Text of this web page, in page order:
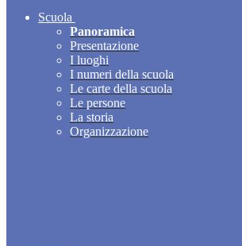
Scuola
Panoramica
Presentazione
I luoghi
I numeri della scuola
Le carte della scuola
Le persone
La storia
Organizzazione